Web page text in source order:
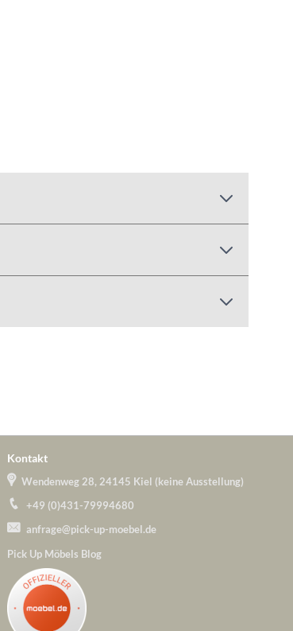
Kontakt
Wendenweg 28, 24145 Kiel (keine Ausstellung)
+49 (0)431-79994680
anfrage@pick-up-moebel.de
Pick Up Möbels Blog